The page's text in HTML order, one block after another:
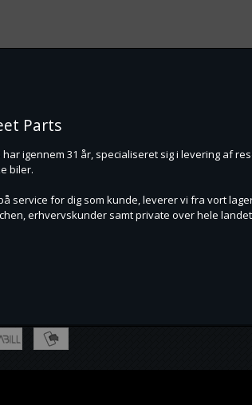
Parts
har igennem 31 år, specialiseret sig i levering af
biler.
service for dig som kunde, leverer vi fra vort
erhvervskunder samt private over hele